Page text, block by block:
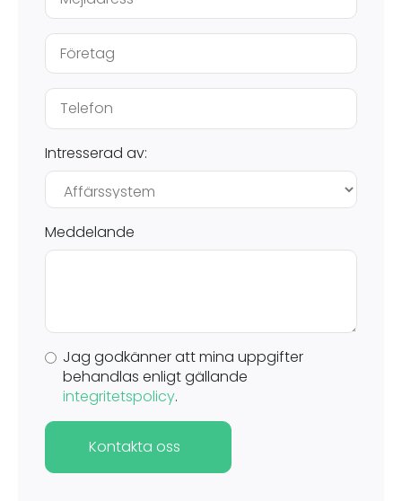
Intresserad av:
Meddelande
Jag godkänner att mina uppgifter
behandlas enligt gällande
integritetspolicy.
Kontakta oss